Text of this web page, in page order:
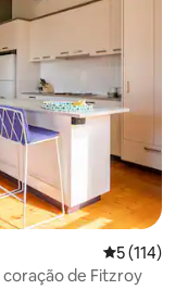
5 de uma
5 (114)
de Fitzroy